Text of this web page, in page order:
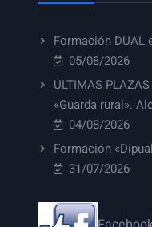
Formación DUAL
05/08/2026
ÚLTIMAS
«Guarda rural».
04/08/2026
Formación
31/07/2026